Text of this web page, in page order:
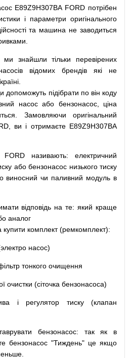
E89Z9H307BA FORD потрібен
і параметри оригінального
та машина не заводиться
ми знайшли тільки
перевірених
відомих брендів які
не
допоможуть підібрати по він коду
насос або бензонасос,
ціна
Замовляючи
оригінальний
ви і отримаєте E89Z9H307BA
FORD називають:
електричний
або бензонасос низького тиску
виносний чи паливний модуль в
відповідь на те: який краще
аналог
купити комплект (ремкомплект):
насос)
тонкого очищення
очистки (сіточка бензонасоса)
і регулятор тиску (клапан
бензонасос: так як
в
бензонасос "Тиждень" це якщо